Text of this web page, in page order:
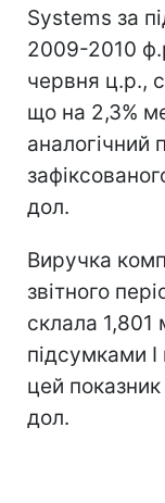
Systems за
2009-2010
червня ц.р.,
що на 2,3%
аналогічний
дол.
Виручка
звітного
склала 1,801
підсумками
цей
дол.